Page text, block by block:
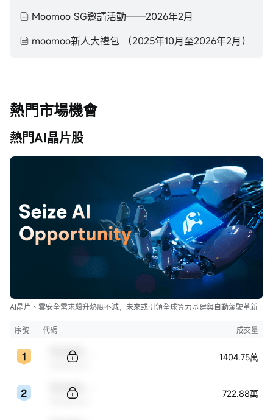
Moomoo SG邀請活動——2026年2月
moomoo新人大禮包 （2025年10月至2026年2月）
熱門市場機會
熱門AI晶片股
AI晶片、雲安全需求飆升熱度不減，未來或引領全球算力基建與自動駕駛革新
序號 代碼 成交量
1404.75萬
722.88萬